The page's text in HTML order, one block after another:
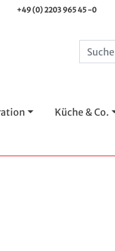
+49 (0) 2203 965 45 -0
Küche & Co.